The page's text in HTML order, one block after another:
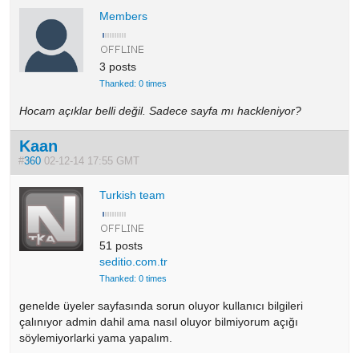
Members
3 posts
Thanked: 0 times
Hocam açıklar belli değil. Sadece sayfa mı hackleniyor?
Kaan
#360 02-12-14 17:55 GMT
Turkish team
51 posts
seditio.com.tr
Thanked: 0 times
genelde üyeler sayfasında sorun oluyor kullanıcı bilgileri
çalınıyor admin dahil ama nasıl oluyor bilmiyorum açığı
söylemiyorlarki yama yapalım.